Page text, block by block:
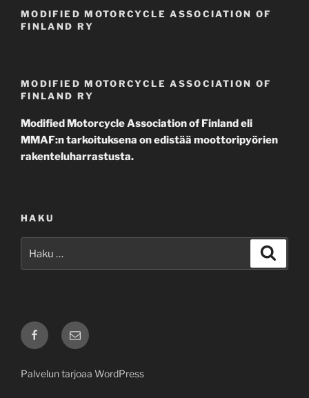
MODIFIED MOTORCYCLE ASSOCIATION OF
FINLAND RY
MODIFIED MOTORCYCLE ASSOCIATION OF
FINLAND RY
Modified Motorcycle Association of Finland eli
MMAF:n tarkoituksena on edistää moottoripyörien
rakenteluharrastusta.
HAKU
FacebookSähköposti
Palvelun tarjoaa WordPress